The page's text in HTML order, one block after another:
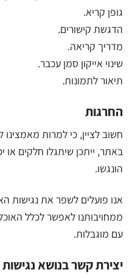
גופן קריא.
הדגשת קישורים.
מדריך קריאה.
שינוי אייקון סמן עכבר.
תיאור לתמונות.
החרגות
חשוב לציין, כי למרות
באתר, ייתכן שיתגלו חלקים או
הונגשו.
אנו פועלים לשפר את נגישות
ממחויבותנו לאפשר לכלל
עם מוגבלות.
יצירת קשר בנושא נגישות